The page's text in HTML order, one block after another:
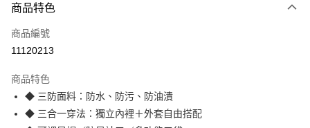
信用卡一次付款
信用卡分期付款
合作金庫商業銀行
華南商業銀行
彰化商業銀行
上海商業儲蓄銀行
台北富邦商業銀行
LINE Pay
Apple Pay
商品特色
商品編號
11120213
商品特色
◆ 三防面料：防水、防污、防油漬
◆ 三合一穿法：獨立內裡＋外套自由搭配